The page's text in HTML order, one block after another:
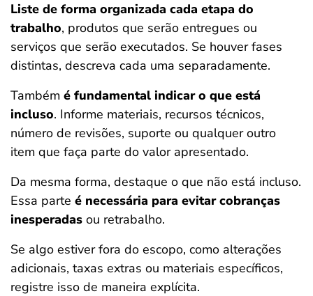
Liste de forma organizada cada etapa do
trabalho, produtos que serão entregues ou
serviços que serão executados. Se houver fases
distintas, descreva cada uma separadamente.
Também é fundamental indicar o que está
incluso. Informe materiais, recursos técnicos,
número de revisões, suporte ou qualquer outro
item que faça parte do valor apresentado.
Da mesma forma, destaque o que não está incluso.
Essa parte é necessária para evitar cobranças
inesperadas ou retrabalho.
Se algo estiver fora do escopo, como alterações
adicionais, taxas extras ou materiais específicos,
registre isso de maneira explícita.